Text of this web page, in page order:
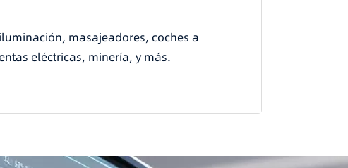
masajeadores, coches a
eléctricas, minería, y más.